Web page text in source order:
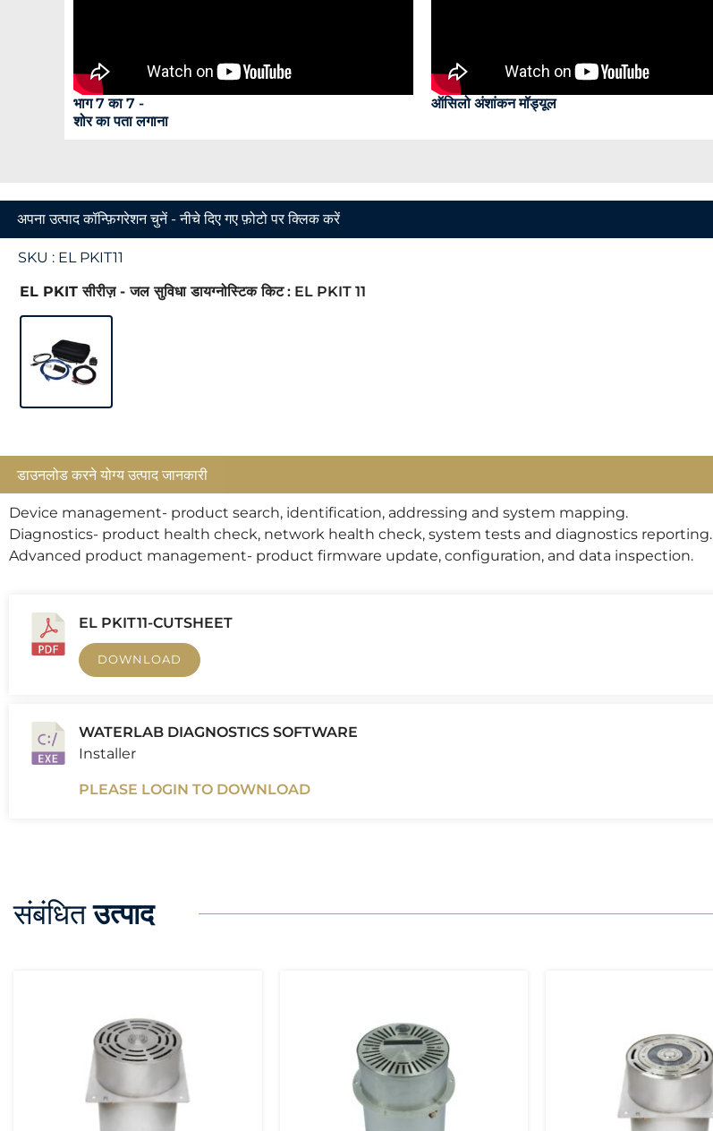
भाग 7 का 7 -
शोर का पता लगाना
ऑसिलो अंशांकन मॉड्यूल
अपना उत्पाद कॉन्फ़िगरेशन चुनें - नीचे दिए गए फ़ोटो पर क्लिक करें
SKU : EL PKIT11
EL PKIT सीरीज़ - जल सुविधा डायग्नोस्टिक किट : EL PKIT 11
डाउनलोड करने योग्य उत्पाद जानकारी
Device management- product search, identification, addressing and system mapping.
Diagnostics- product health check, network health check, system tests and diagnostics reporting.
Advanced product management- product firmware update, configuration, and data inspection.
EL PKIT11-CUTSHEET
DOWNLOAD
WATERLAB DIAGNOSTICS SOFTWARE
Installer
PLEASE LOGIN TO DOWNLOAD
संबंधितउत्पाद